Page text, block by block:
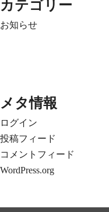
カテゴリー
お知らせ
メタ情報
ログイン
投稿フィード
コメントフィード
WordPress.org